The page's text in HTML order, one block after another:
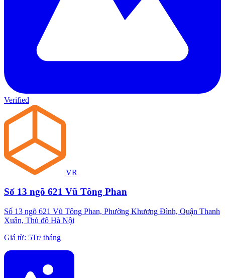
Verified
VR
Số 13 ngõ 621 Vũ Tông Phan
Số 13 ngõ 621 Vũ Tông Phan, Phường Khương Đình, Quận Thanh
Xuân, Thủ đô Hà Nội
Giá từ: 5Tr/tháng